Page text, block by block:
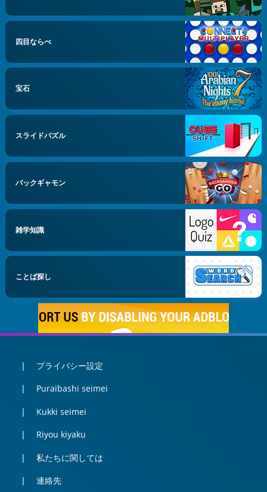
四目ならべ
宝石
スライドパズル
バックギャモン
雑学知識
ことば探し
プライバシー設定
Puraibashi seimei
Kukki seimei
Riyou kiyaku
私たちに関しては
連絡先